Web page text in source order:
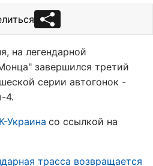
на легендарной
завершился третий
серии автогонок -
4.
Украина со ссылкой на
трасса возвращается